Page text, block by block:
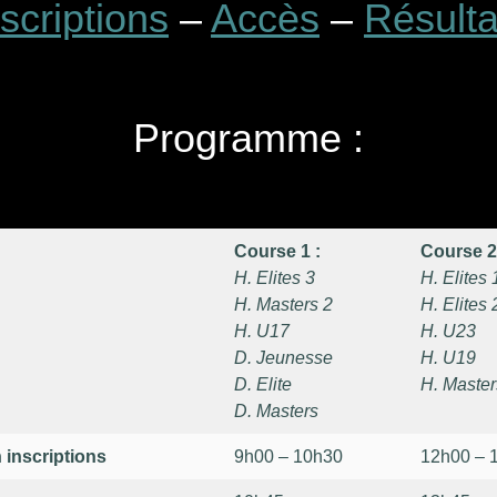
–Accès –
Programme :
Course 1 :
H. Elites 3
H. Masters 2
H. U17
D. Jeunesse
D. Elite
D. Masters
Course
H. Elites
H. Elites
H. U23
H. U19
H.
inscriptions 9h00 – 10h30 12h00 –